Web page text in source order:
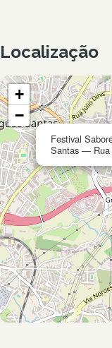
Localização
Festival
Santas — Rua
+
−